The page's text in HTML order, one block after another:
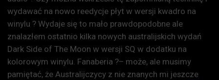
wydawać na nowo reedycje płyt w wersji kwadro na
winylu ? Wydaje się to mało prawdopodobne ale
znalazłem ostatnio kilka nowych australijskich wydań
Dark Side of The Moon w wersji SQ w dodatku na
kolorowym winylu. Fanaberia ?– może, ale musimy
pamiętać, że Australijczycy z nie znanych mi jeszcze